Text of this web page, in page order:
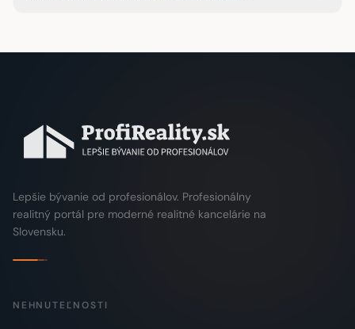
Lepšie bývanie od profesionálov. Profesionálny
realitný portál pre moderné realitné kancelárie na
Slovensku.
NEHNUTEĽNOSTI